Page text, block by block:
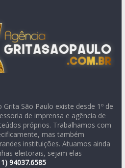
São Paulo existe desde 1º de
de imprensa e agência de
próprios. Trabalhamos com
mas também
instituições. Atuamos ainda
eleitorais, sejam elas
94037.6585